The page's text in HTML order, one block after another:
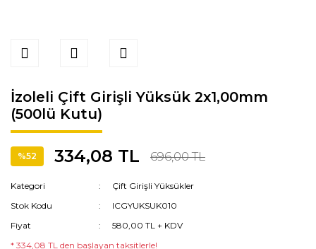
İzoleli Çift Girişli Yüksük 2x1,00mm
(500lü Kutu)
%52 334,08 TL 696,00 TL
Kategori
Çift Girişli Yüksükler
Stok Kodu
ICGYUKSUK010
Fiyat
580,00 TL + KDV
* 334,08 TL den başlayan taksitlerle!